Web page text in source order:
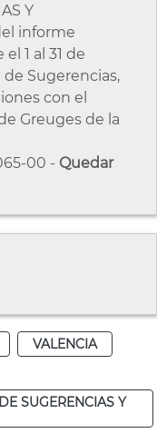
Y
informe
1 al 31 de
Sugerencias,
con el
Greuges de la
00 - Quedar
VALENCIA
SUGERENCIAS Y